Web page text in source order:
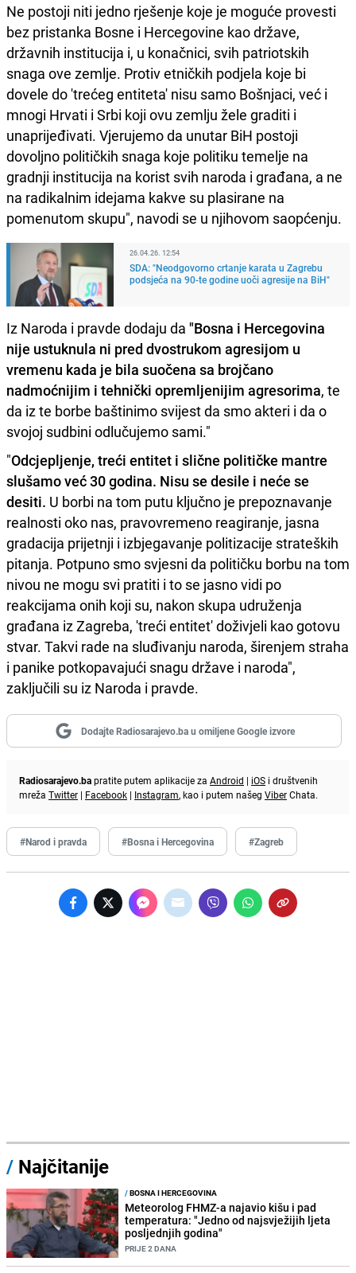
Ne postoji niti jedno rješenje koje je moguće provesti
bez pristanka Bosne i Hercegovine kao države,
državnih institucija i, u konačnici, svih patriotskih
snaga ove zemlje. Protiv etničkih podjela koje bi
dovele do 'trećeg entiteta' nisu samo Bošnjaci, već i
mnogi Hrvati i Srbi koji ovu zemlju žele graditi i
unaprijeđivati. Vjerujemo da unutar BiH postoji
dovoljno političkih snaga koje politiku temelje na
gradnji institucija na korist svih naroda i građana, a ne
na radikalnim idejama kakve su plasirane na
pomenutom skupu", navodi se u njihovom saopćenju.
26.04.26. 12:54
SDA: "Neodgovorno crtanje karata u Zagrebu
podsjeća na 90-te godine uoči agresije na BiH"
Iz Naroda i pravde dodaju da "Bosna i Hercegovina
nije ustuknula ni pred dvostrukom agresijom u
vremenu kada je bila suočena sa brojčano
nadmoćnijim i tehnički opremljenijim agresorima, te
da iz te borbe baštinimo svijest da smo akteri i da o
svojoj sudbini odlučujemo sami."
"Odcjepljenje, treći entitet i slične političke mantre
slušamo već 30 godina. Nisu se desile i neće se
desiti. U borbi na tom putu ključno je prepoznavanje
realnosti oko nas, pravovremeno reagiranje, jasna
gradacija prijetnji i izbjegavanje politizacije strateških
pitanja. Potpuno smo svjesni da političku borbu na tom
nivou ne mogu svi pratiti i to se jasno vidi po
reakcijama onih koji su, nakon skupa udruženja
građana iz Zagreba, 'treći entitet' doživjeli kao gotovu
stvar. Takvi rade na sluđivanju naroda, širenjem straha
i panike potkopavajući snagu države i naroda",
zaključili su iz Naroda i pravde.
Dodajte Radiosarajevo.ba u omiljene Google izvore
Radiosarajevo.bapratite putem aplikacije za Android | iOS i društvenih
mreža Twitter | Facebook | Instagram, kao i putem našeg ViberChata.
#Narod i pravda #Bosna i Hercegovina #Zagreb
/ Najčitanije
/BOSNA I HERCEGOVINA
Meteorolog FHMZ-a najavio kišu i pad
temperatura: "Jedno od najsvježijih ljeta
posljednjih godina"
PRIJE 2 DANA